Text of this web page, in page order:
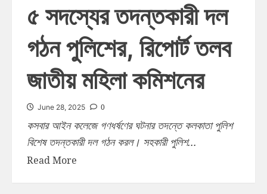
৫ সদস্যের তদন্তকারী দল
গঠন পুলিশের, রিপোর্ট তলব
জাতীয় মহিলা কমিশনের
June 28, 2025 0
কসবার আইন কলেজে গণধর্ষণের ঘটনার তদন্তে কলকাতা পুলিশ
বিশেষ তদন্তকারী দল গঠন করল। সহকারী পুলিশ...
Read More